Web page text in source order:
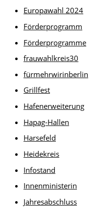
Europawahl 2024
Förderprogramm
Förderprogramme
frauwahlkreis30
fürmehrwirinberlin
Grillfest
Hafenerweiterung
Hapag-Hallen
Harsefeld
Heidekreis
Infostand
Innenministerin
Jahresabschluss